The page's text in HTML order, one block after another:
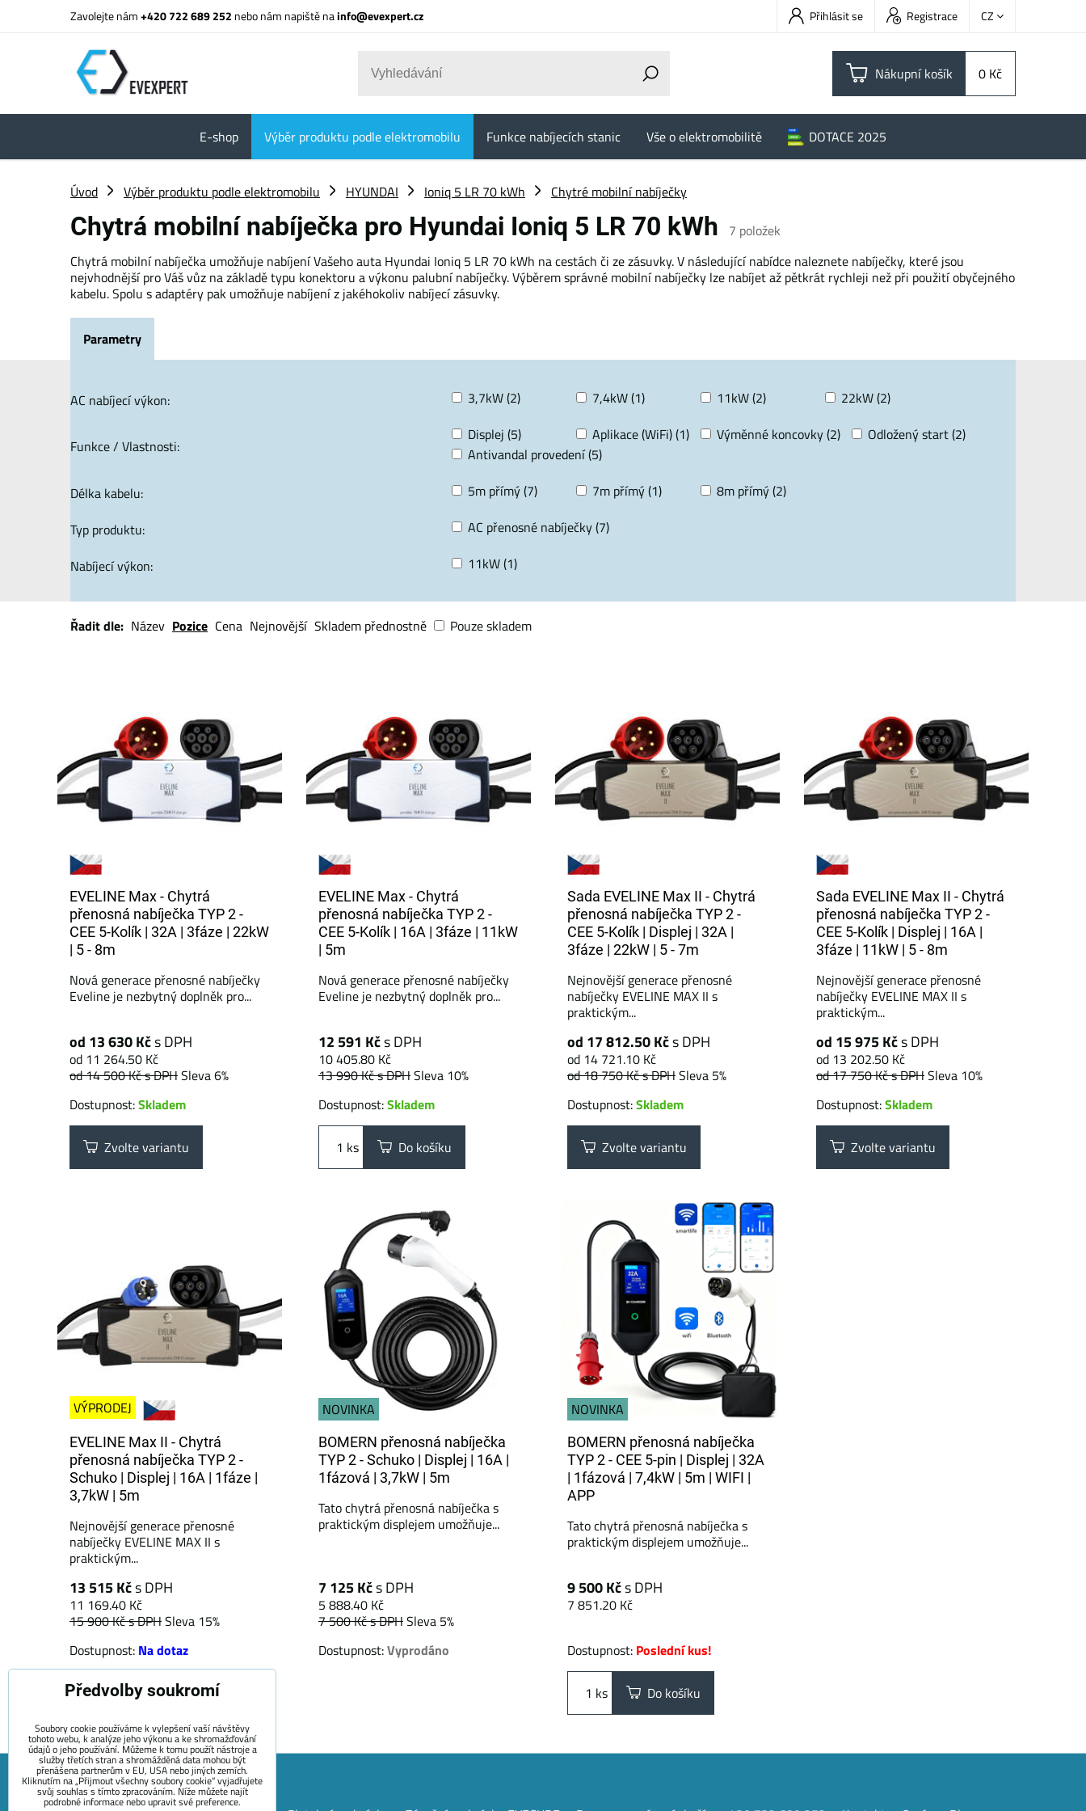
Zavolejte nám+420 722 689 252 nebo nám napiště nainfo@evexpert.cz Přihlásit se Registrace CZ
Nákupní košík 0 Kč
E-shop Výběr produktu podle elektromobilu Funkce nabíjecích stanic Vše o elektromobilitě DOTACE 2025
Úvod Výběr produktu podle elektromobilu HYUNDAI Ioniq 5 LR 70 kWh Chytré mobilní nabíječky
Chytrá mobilní nabíječka pro Hyundai Ioniq 5 LR 70 kWh 7 položek
Chytrá mobilní nabíječka umožňuje nabíjení Vašeho auta Hyundai Ioniq 5 LR 70 kWh na cestách či ze zásuvky. V následující nabídce naleznete nabíječky, které jsou
nejvhodnější pro Váš vůz na základě typu konektoru a výkonu palubní nabíječky. Výběrem správné mobilní nabíječky lze nabíjet až pětkrát rychleji než při použití obyčejného
kabelu. Spolu s adaptéry pak umožňuje nabíjení z jakéhokoliv nabíjecí zásuvky.
Parametry
AC nabíjecí výkon: 3,7kW (2) 7,4kW (1) 11kW (2) 22kW (2)
Funkce / Vlastnosti:
Displej (5) Aplikace (WiFi) (1) Výměnné koncovky (2)
Odložený start (2)
Antivandal provedení (5)
Délka kabelu:
5m přímý (7) 7m přímý (1)
8m přímý (2)
Typ produktu:
AC přenosné nabíječky (7)
Nabíjecí výkon:
11kW (1)
Řadit dle: Název Pozice Cena Nejnovější Skladem přednostně Pouze skladem
EVELINE Max - Chytrá
přenosná nabíječka TYP 2 -
CEE 5-Kolík | 32A | 3fáze | 22kW
| 5 - 8m
Nová generace přenosné nabíječky
Eveline je nezbytný doplněk pro...
od 13 630 Kčs DPH
od 11 264.50 Kč
od 14 500 Kčs DPHSleva 6%
Dostupnost:Skladem
Zvolte variantu
EVELINE Max - Chytrá
přenosná nabíječka TYP 2 -
CEE 5-Kolík | 16A | 3fáze | 11kW
| 5m
Nová generace přenosné nabíječky
Eveline je nezbytný doplněk pro...
12 591 Kčs DPH
10 405.80 Kč
13 990 Kčs DPHSleva 10%
Dostupnost:Skladem
ks Do košíku
Sada EVELINE Max II - Chytrá
přenosná nabíječka TYP 2 -
CEE 5-Kolík | Displej | 32A |
3fáze | 22kW | 5 - 7m
Nejnovější generace přenosné
nabíječky EVELINE MAX II s
praktickým...
od 17 812.50 Kčs DPH
od 14 721.10 Kč
od 18 750 Kčs DPHSleva 5%
Dostupnost:Skladem
Zvolte variantu
Sada EVELINE Max II - Chytrá
přenosná nabíječka TYP 2 -
CEE 5-Kolík | Displej | 16A |
3fáze | 11kW | 5 - 8m
Nejnovější generace přenosné
nabíječky EVELINE MAX II s
praktickým...
od 15 975 Kčs DPH
od 13 202.50 Kč
od 17 750 Kčs DPHSleva 10%
Dostupnost:Skladem
Zvolte variantu
VÝPRODEJ
EVELINE Max II - Chytrá
přenosná nabíječka TYP 2 -
Schuko | Displej | 16A | 1fáze |
3,7kW | 5m
Nejnovější generace přenosné
nabíječky EVELINE MAX II s
praktickým...
13 515 Kčs DPH
11 169.40 Kč
15 900 Kčs DPHSleva 15%
Dostupnost: Na dotaz
ks Do košíku
NOVINKA
BOMERN přenosná nabíječka
TYP 2 - Schuko | Displej | 16A |
1fázová | 3,7kW | 5m
Tato chytrá přenosná nabíječka s
praktickým displejem umožňuje...
7 125 Kčs DPH
5 888.40 Kč
7 500 Kčs DPHSleva 5%
Dostupnost:Vyprodáno
NOVINKA
BOMERN přenosná nabíječka
TYP 2 - CEE 5-pin | Displej | 32A
| 1fázová | 7,4kW | 5m | WIFI |
APP
Tato chytrá přenosná nabíječka s
praktickým displejem umožňuje...
9 500 Kčs DPH
7 851.20 Kč
Dostupnost: Poslední kus!
ks Do košíku
Předvolby soukromí
Soubory cookie používáme k vylepšení vaší návštěvy
tohoto webu, k analýze jeho výkonu a ke shromažďování
údajů o jeho používání. Můžeme k tomu použít nástroje a
služby třetích stran a shromážděná data mohou být
přenášena partnerům v EU, USA nebo jiných zemích.
Kliknutím na „Přijmout všechny soubory cookie“ vyjadřujete
svůj souhlas s tímto zpracováním. Níže můžete najít
podrobné informace nebo upravit své preference.